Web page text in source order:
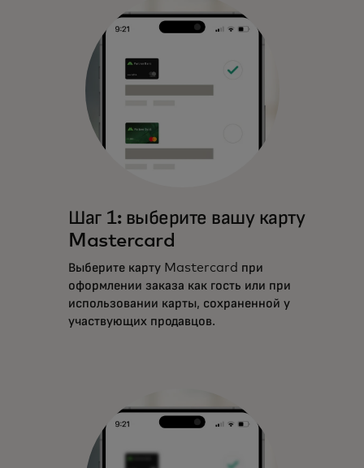
Шаг 1: выберите вашу карту
Mastercard
Выберите карту Mastercard при
оформлении заказа как гость или при
использовании карты, сохраненной у
участвующих продавцов.